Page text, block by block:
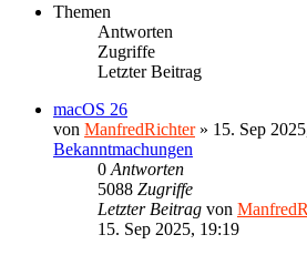
Themen
Antworten
Zugriffe
Letzter Beitrag
macOS 26
von ManfredRichter» 15. Sep
Bekanntmachungen
0 Antworten
5088 Zugriffe
Letzter Beitrag von
15. Sep 2025, 19:19